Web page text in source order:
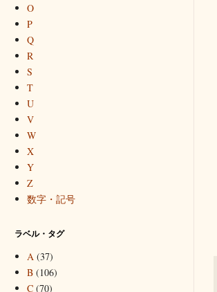
O
P
Q
R
S
T
U
V
W
X
Y
Z
数字・記号
ラベル・タグ
A (37)
B (106)
C (70)